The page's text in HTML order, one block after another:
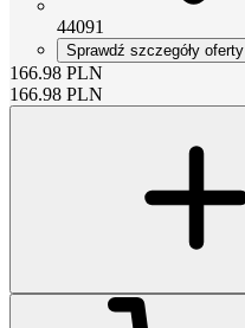
44091
Sprawdź szczegóły oferty
166.98 PLN
166.98 PLN